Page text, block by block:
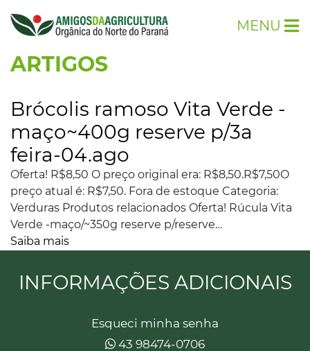
MENU
ARTIGOS
Brócolis ramoso Vita Verde -
maço~400g reserve p/3a
feira-04.ago
Oferta! R$8,50 O preço original era: R$8,50.R$7,50O
preço atual é: R$7,50. Fora de estoque Categoria:
Verduras Produtos relacionados Oferta! Rúcula Vita
Verde -maço/~350g reserve p/reserve…
Saiba mais
INFORMAÇÕES ADICIONAIS
Esqueci minha senha
43 98474-0706